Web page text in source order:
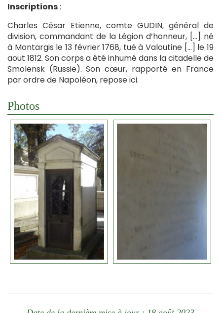
Inscriptions:
Charles César Etienne, comte GUDIN, général de
division, commandant de la Légion d’honneur, […] né
à Montargis le 13 février 1768, tué à Valoutine […] le 19
aout 1812. Son corps a été inhumé dans la citadelle de
Smolensk (Russie). Son cœur, rapporté en France
par ordre de Napoléon, repose ici.
Photos